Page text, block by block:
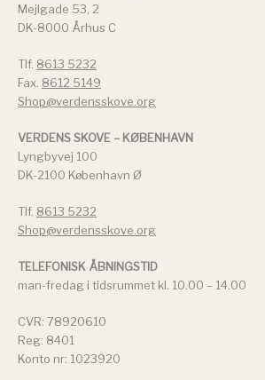
Mejlgade 53, 2
DK-8000 Århus C
Tlf. 8613 5232
Fax. 8612 5149
Shop@verdensskove.org
VERDENS SKOVE – KØBENHAVN
Lyngbyvej 100
DK-2100 København Ø
Tlf. 8613 5232
Shop@verdensskove.org
TELEFONISK ÅBNINGSTID
man-fredag i tidsrummet kl. 10.00 – 14.00
CVR: 78920610
Reg: 8401
Konto nr: 1023920